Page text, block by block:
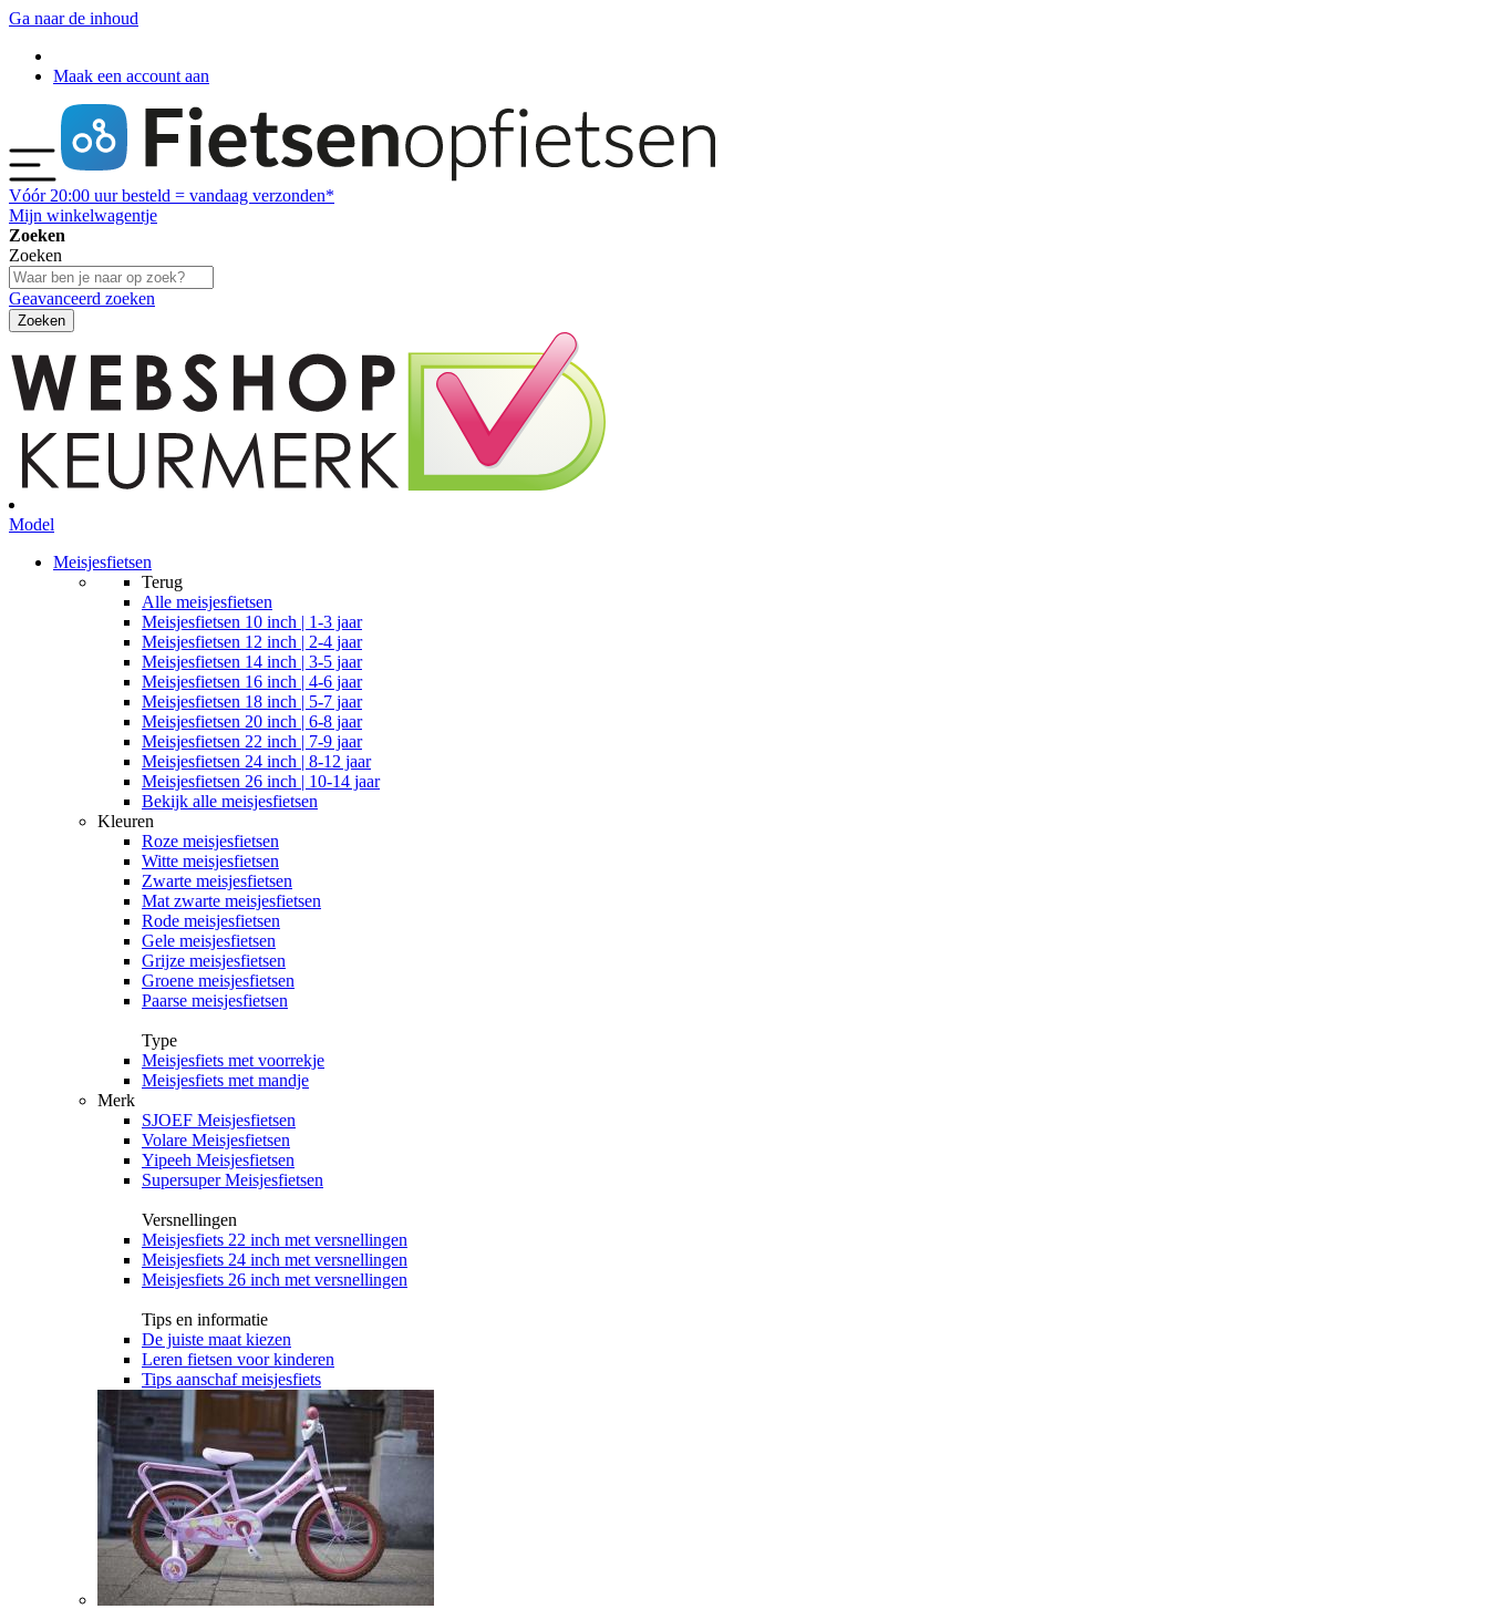
Ga naar de inhoud
Maak een account aan
Vóór 20:00 uur besteld = vandaag verzonden*
Mijn winkelwagentje
Zoeken
Zoeken
Geavanceerd zoeken
Zoeken
Model
Meisjesfietsen
Terug
Alle meisjesfietsen
Meisjesfietsen 10 inch | 1-3 jaar
Meisjesfietsen 12 inch | 2-4 jaar
Meisjesfietsen 14 inch | 3-5 jaar
Meisjesfietsen 16 inch | 4-6 jaar
Meisjesfietsen 18 inch | 5-7 jaar
Meisjesfietsen 20 inch | 6-8 jaar
Meisjesfietsen 22 inch | 7-9 jaar
Meisjesfietsen 24 inch | 8-12 jaar
Meisjesfietsen 26 inch | 10-14 jaar
Bekijk alle meisjesfietsen
Kleuren
Roze meisjesfietsen
Witte meisjesfietsen
Zwarte meisjesfietsen
Mat zwarte meisjesfietsen
Rode meisjesfietsen
Gele meisjesfietsen
Grijze meisjesfietsen
Groene meisjesfietsen
Paarse meisjesfietsen
Type
Meisjesfiets met voorrekje
Meisjesfiets met mandje
Merk
SJOEF Meisjesfietsen
Volare Meisjesfietsen
Yipeeh Meisjesfietsen
Supersuper Meisjesfietsen
Versnellingen
Meisjesfiets 22 inch met versnellingen
Meisjesfiets 24 inch met versnellingen
Meisjesfiets 26 inch met versnellingen
Tips en informatie
De juiste maat kiezen
Leren fietsen voor kinderen
Tips aanschaf meisjesfiets